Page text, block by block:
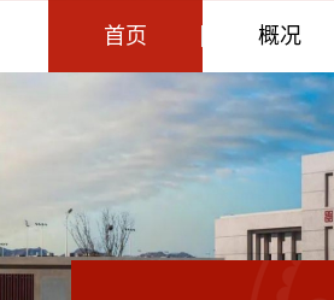
首页 概况